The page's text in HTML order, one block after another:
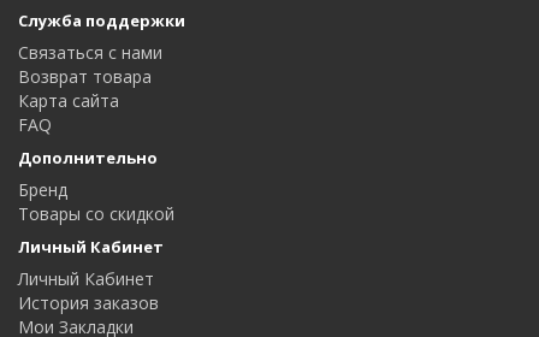
Служба поддержки
Связаться с нами
Возврат товара
Карта сайта
FAQ
Дополнительно
Бренд
Товары со скидкой
Личный Кабинет
Личный Кабинет
История заказов
Мои Закладки